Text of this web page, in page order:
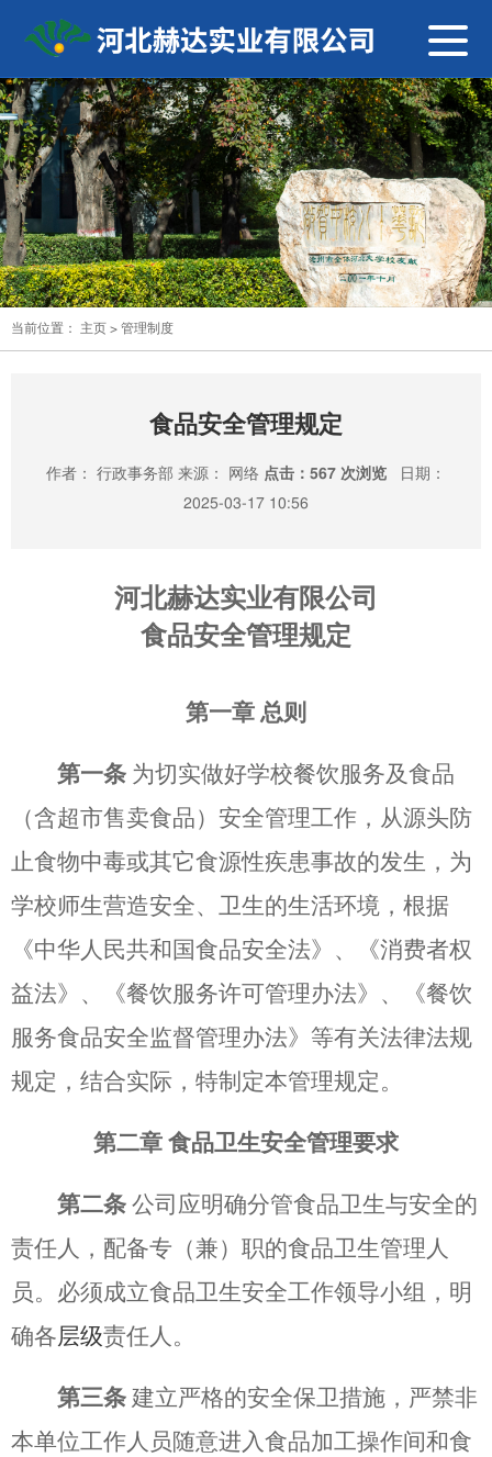
导
航
切
换
当前位置： 主页 > 管理制度
食品安全管理规定
作者： 行政事务部 来源： 网络 点击： 567 次浏览 日期：
2025-03-17 10:56
河北赫达实业有限公司
食品安全管理规定
第一章 总则
第一条 为切实做好学校餐饮服务及食品
（含超市售卖食品） 安全管理工作，从源头防
止食物中毒或其它食源性疾患事故的发生，为
学校师生营造安全、卫生的生活环境，根据
《中华人民共和国食品安全法》、《消费者权
益法》、《餐饮服务许可管理办法》、《餐饮
服务食品安全监督管理办法》等有关法律法规
规定，结合实际，特制定本管理规定。
第二章 食品卫生安全管理要求
第二条 公司应明确分管食品卫生与安全的
责任人，配备专（兼）职的食品卫生管理人
员。必须成立食品卫生安全工作领导小组，明
确各层级责任人。
第三条 建立严格的安全保卫措施，严禁非
本单位工作人员随意进入食品加工操作间和食